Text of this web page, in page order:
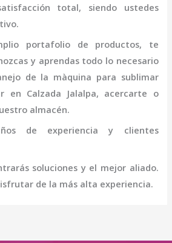
total, siendo ustedes
portafolio de productos, te
y aprendas todo lo necesario
de la màquina para sublimar
en Calzada Jalalpa, acercarte o
almacén.
de experiencia y clientes
soluciones y el mejor aliado.
de la más alta experiencia.